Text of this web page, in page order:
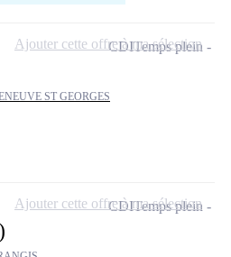
ST GEORGES
CDITemps plein
Ajouter cette offre à ma sélection
CDITemps plein
Ajouter cette offre à ma sélection